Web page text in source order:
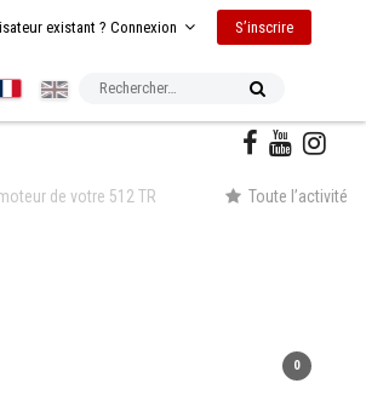
existant ? Connexion S’inscrire
Toute l’activité
de votre 512 TR
0